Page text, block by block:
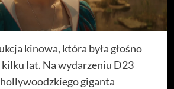
kinowa, która była głośno
lat. Na wydarzeniu D23
giganta